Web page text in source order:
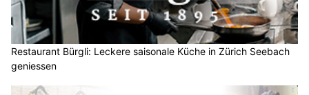
Restaurant Bürgli: Leckere saisonale Küche in Zürich Seebach
geniessen